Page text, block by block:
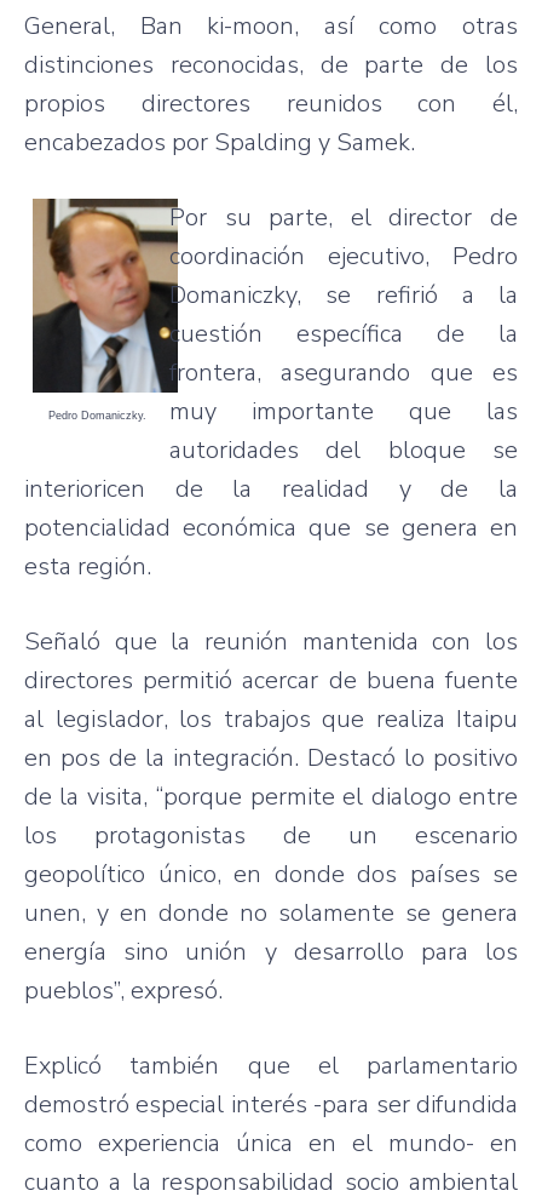
General, Ban ki-moon, así como otras
distinciones reconocidas, de parte de los
propios directores reunidos con él,
encabezados por Spalding y Samek.
Pedro Domaniczky.
Por su parte, el director de
coordinación ejecutivo, Pedro
Domaniczky, se refirió a la
cuestión específica de la
frontera, asegurando que es
muy importante que las
autoridades del bloque se
interioricen de la realidad y de la
potencialidad económica que se genera en
esta región.
Señaló que la reunión mantenida con los
directores permitió acercar de buena fuente
al legislador, los trabajos que realiza Itaipu
en pos de la integración. Destacó lo positivo
de la visita, “porque permite el dialogo entre
los protagonistas de un escenario
geopolítico único, en donde dos países se
unen, y en donde no solamente se genera
energía sino unión y desarrollo para los
pueblos”, expresó.
Explicó también que el parlamentario
demostró especial interés -para ser difundida
como experiencia única en el mundo- en
cuanto a la responsabilidad socio ambiental